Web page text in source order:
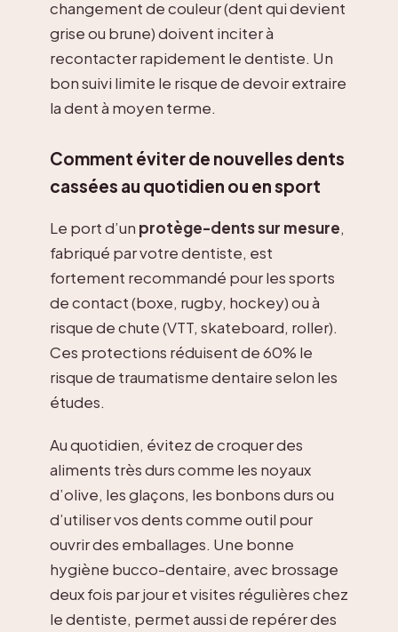
changement de couleur (dent qui devient
grise ou brune) doivent inciter à
recontacter rapidement le dentiste. Un
bon suivi limite le risque de devoir extraire
la dent à moyen terme.
Comment éviter de nouvelles dents
cassées au quotidien ou en sport
Le port d’un protège-dents sur mesure,
fabriqué par votre dentiste, est
fortement recommandé pour les sports
de contact (boxe, rugby, hockey) ou à
risque de chute (VTT, skateboard, roller).
Ces protections réduisent de 60% le
risque de traumatisme dentaire selon les
études.
Au quotidien, évitez de croquer des
aliments très durs comme les noyaux
d’olive, les glaçons, les bonbons durs ou
d’utiliser vos dents comme outil pour
ouvrir des emballages. Une bonne
hygiène bucco-dentaire, avec brossage
deux fois par jour et visites régulières chez
le dentiste, permet aussi de repérer des